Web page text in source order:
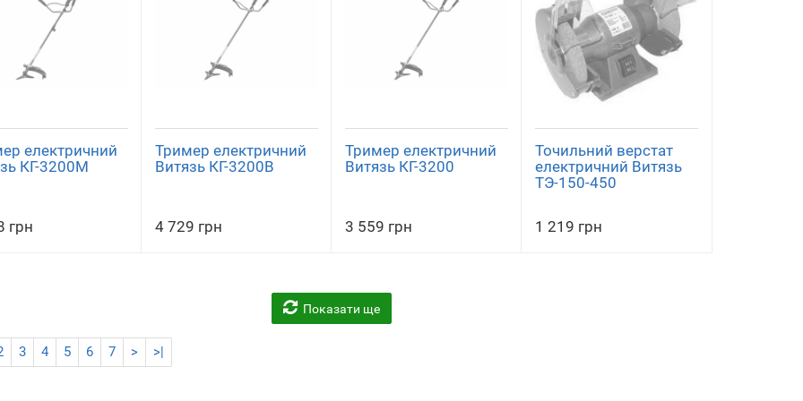
електричний
КГ-3200М
грн
Тример електричний
Витязь КГ-3200В
4 729 грн
Тример електричний
Витязь КГ-3200
3 559 грн
Точильний верстат
електричний Витязь
ТЭ-150-450
1 219 грн
Показати ще
3 4 5 6 7 > >|